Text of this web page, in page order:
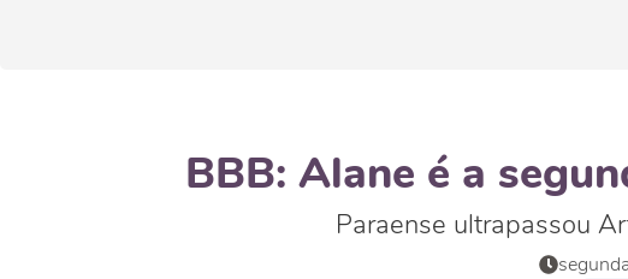
BBB: Alane é a
Paraense ultrapassou